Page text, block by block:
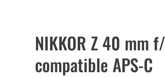
NIKKOR Z 40 mm
compatible APS-C